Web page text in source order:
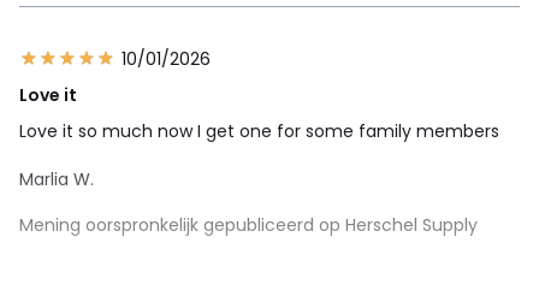
10/01/2026
Love it
Love it so much now I get one for some family members
Marlia W.
Mening oorspronkelijk gepubliceerd op Herschel Supply